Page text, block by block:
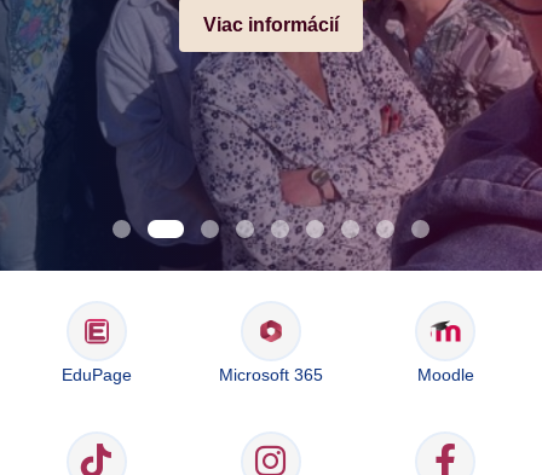
Viac informácií
EduPage Microsoft 365 Moodle